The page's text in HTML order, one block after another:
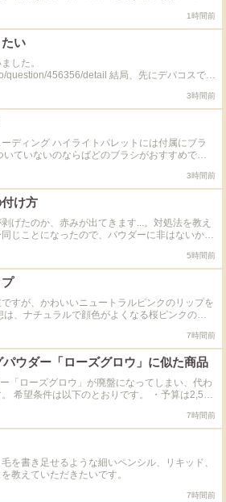
感じなら店頭で買ってみたいなと思ってます
デコでサンプル沢山貰えたりしましたか？ イ
たりしますか？
1時間前
い
した。
detail 結局、先にデパコスでな
。 ずっと長くヒロインメイク
ロインメイクが一番目の型に合っていました。
んだと思
りな、替えゴム販売中の、ビューラーを、知り
3時間前
ディング ハイライトパレットには付属にブラ
ていないのならばどのブラシがおすすめです
3時間前
付け方
げたのか、赤みが出てきます...。対処法を教え
じことになったので、パウダーに非はないか
5時間前
すが、かわいいニュートラルピンクのリップを
、ナチュラルで顔色がよくなる桜ピンクのよ
が全盛のなか、なかなか理想に出会えず失敗
ランドとカラーの型番（名前）も必ずお願い
しない ・黄みが強く発色するタイプで、コー
ってしまう ・リプモン、Visse、韓国系は皮む
リキッド、グロス、形はなんでもOK ・彩度が
今まで購入したなかで理想に
ジュスターヴァイブラント V01 エレガンス
どちらももう少し青みが欲しいコーラル系の
プグレイズ03の発売当初のビジュアルが理想
リップのコンシーラー使用は
がままですが、これは！と思うものがありま
7時間前
ウダー「ローズグロウ」に似た商品
「ローズグロウ」が廃盤になってしまい、代わ
ではなく、繊細なパール感のあるもの ・しっ
粉質が細かい ・ハイライトとしてだけでな
色感がある 後継品の&be ピュアリ
、私には色がかなり薄く感じ、ローズグロウの
ていた方や、似て
がいらっしゃいましたら、メーカーや商品名、
粉質など）も教えていただけると嬉しいです。
7時間前
を書き足せるような細いペンシル、リキッド、
教えていただきたいです。
7時間前